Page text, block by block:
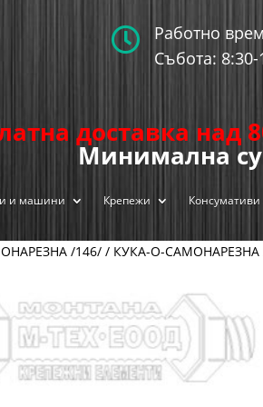

Работно
Събота: 8:30-
доставка над
Минимална
и машини Крепежи
/146/ / КУКА-О-САМОНАРЕЗНА